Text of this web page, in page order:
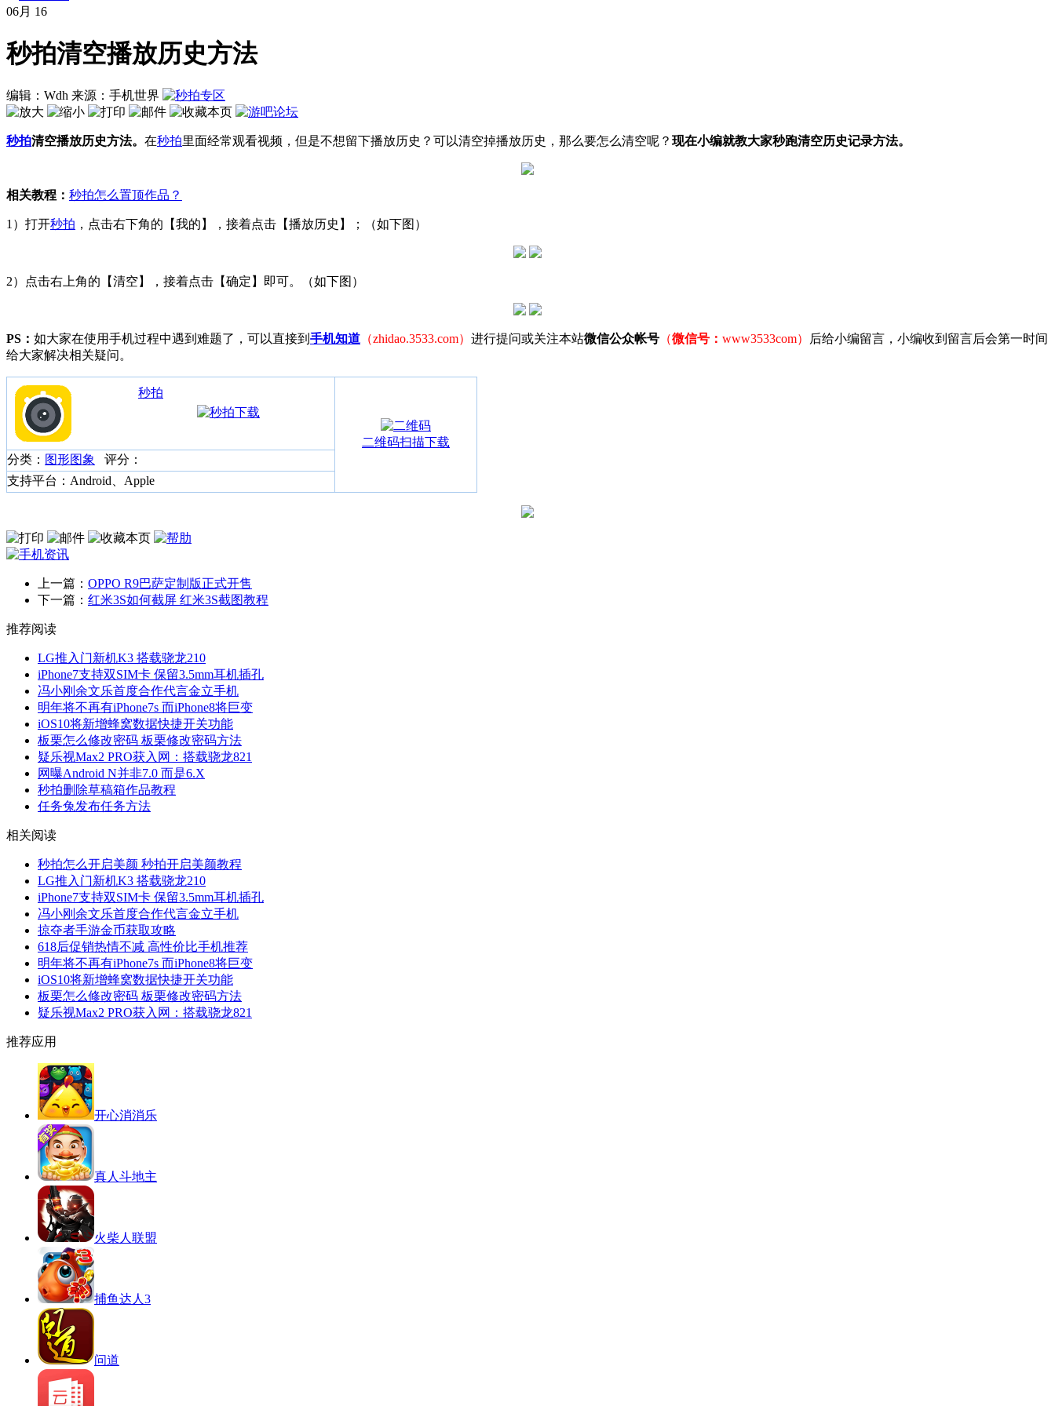
06月 16
秒拍清空播放历史方法
编辑：Wdh 来源：手机世界
秒拍清空播放历史方法。 在秒拍里面经常观看视频，但是不想留下播放历史？可以清空掉播放历史，那么要怎么清空呢？ 现在小编就教大家秒跑清空历史记录方法。
相关教程： 秒拍怎么置顶作品？
1）打开秒拍 ，点击右下角的【我的】，接着点击【播放历史】；（如下图）
2）点击右上角的【清空】，接着点击【确定】即可。（如下图）
PS： 如大家在使用手机过程中遇到难题了，可以直接到 手机知道 （zhidao.3533.com） 进行提问或关注本站微信公众帐号 （微信号： www3533com）
后给小编留言，小编收到留言后会第一时间
给大家解决相关疑问。
秒拍
二维码扫描下载
分类： 图形图象
评分：
支持平台：Android、Apple
上一篇： OPPO R9巴萨定制版正式开售
下一篇： 红米3S如何截屏 红米3S截图教程
推荐阅读
LG推入门新机K3 搭载骁龙210
iPhone7支持双SIM卡 保留3.5mm耳机插孔
冯小刚余文乐首度合作代言金立手机
明年将不再有iPhone7s 而iPhone8将巨变
iOS10将新增蜂窝数据快捷开关功能
板栗怎么修改密码 板栗修改密码方法
疑乐视Max2 PRO获入网：搭载骁龙821
网曝Android N并非7.0 而是6.X
秒拍删除草稿箱作品教程
任务兔发布任务方法
相关阅读
秒拍怎么开启美颜 秒拍开启美颜教程
LG推入门新机K3 搭载骁龙210
iPhone7支持双SIM卡 保留3.5mm耳机插孔
冯小刚余文乐首度合作代言金立手机
掠夺者手游金币获取攻略
618后促销热情不减 高性价比手机推荐
明年将不再有iPhone7s 而iPhone8将巨变
iOS10将新增蜂窝数据快捷开关功能
板栗怎么修改密码 板栗修改密码方法
疑乐视Max2 PRO获入网：搭载骁龙821
推荐应用
开心消消乐
真人斗地主
火柴人联盟
捕鱼达人3
问道